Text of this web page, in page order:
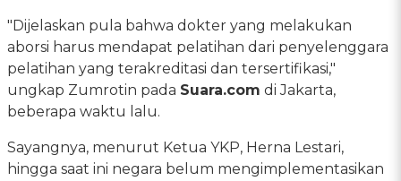
"Dijelaskan pula bahwa dokter yang melakukan
aborsi harus mendapat pelatihan dari penyelenggara
pelatihan yang terakreditasi dan tersertifikasi,"
ungkap Zumrotin pada Suara.com di Jakarta,
beberapa waktu lalu.
Sayangnya, menurut Ketua YKP, Herna Lestari,
hingga saat ini negara belum mengimplementasikan